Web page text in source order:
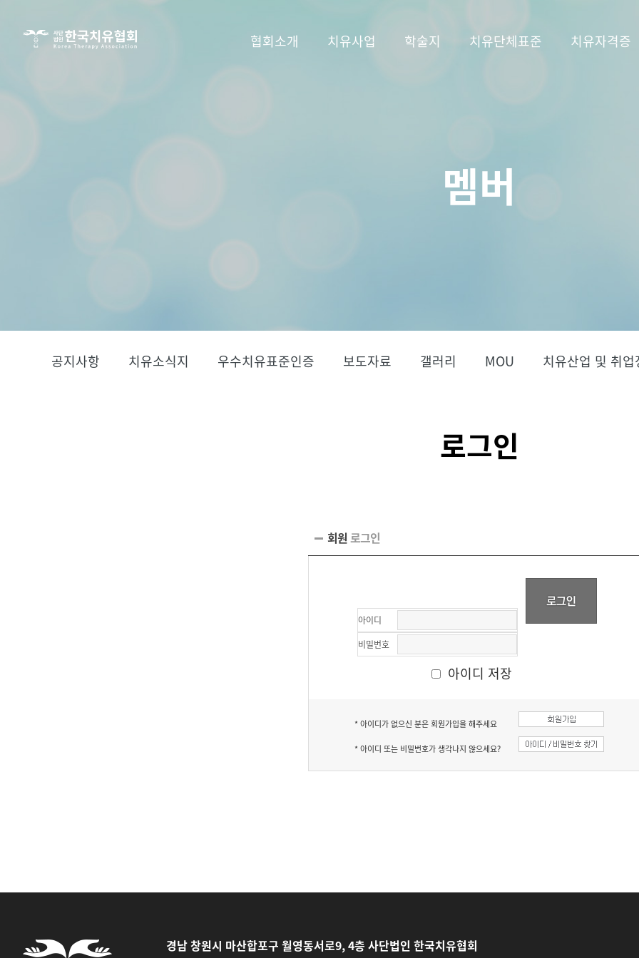
사단법인
협회소개 치유사업 학술지 치유단체표준 치유자격증
멤버
공지사항 치유소식지 우수치유표준인증 보도자료 갤러리 MOU 치유산업 및 취업
로그인
회원 로그인
아이디
비밀번호
아이디 저장
* 아이디가 없으신 분은 회원가입을 해주세요
* 아이디 또는 비밀번호가 생각나지 않으세요?
경남 창원시 마산합포구 월영동서로9, 4층 사단법인 한국치유협회